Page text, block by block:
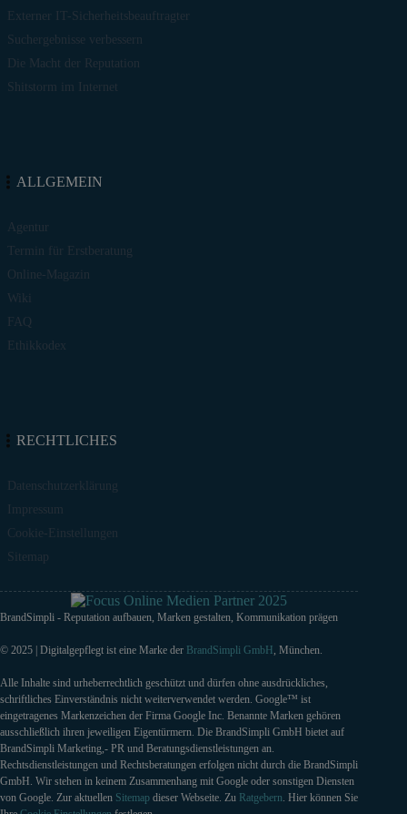
Externer IT-Sicherheitsbeauftragter
Suchergebnisse verbessern
Die Macht der Reputation
Shitstorm im Internet
ALLGEMEIN
Agentur
Termin für Erstberatung
Online-Magazin
Wiki
FAQ
Ethikkodex
RECHTLICHES
Datenschutzerklärung
Impressum
Cookie-Einstellungen
Sitemap
BrandSimpli - Reputation aufbauen, Marken gestalten, Kommunikation prägen
© 2025 | Digitalgepflegt ist eine Marke der BrandSimpli GmbH , München.
Alle Inhalte sind urheberrechtlich geschützt und dürfen ohne ausdrückliches,
schriftliches Einverständnis nicht weiterverwendet werden. Google™ ist
eingetragenes Markenzeichen der Firma Google Inc. Benannte Marken gehören
ausschließlich ihren jeweiligen Eigentürmern. Die BrandSimpli GmbH bietet auf
BrandSimpli Marketing,- PR und Beratungsdienstleistungen an.
Rechtsdienstleistungen und Rechtsberatungen erfolgen nicht durch die BrandSimpli
GmbH. Wir stehen in keinem Zusammenhang mit Google oder sonstigen Diensten
von Google. Zur aktuellen Sitemap dieser Webseite. Zu Ratgebern. Hier können Sie